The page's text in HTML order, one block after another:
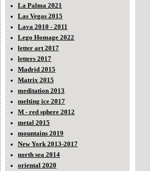
La Palma 2021
Las Vegas 2015
Lava 2010 - 2011
Lego Homage 2022
letter art 2017
letters 2017
Madrid 2015
Matrix 2015
meditation 2013
melting ice 2017
M - red sphere 2012
metal 2015
mountains 2019
New York 2013-2017
north sea 2014
oriental 2020